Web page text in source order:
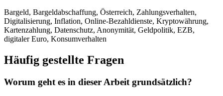
Bargeld, Bargeldabschaffung, Österreich, Zahlungsverhalten,
Digitalisierung, Inflation, Online-Bezahldienste, Kryptowährung,
Kartenzahlung, Datenschutz, Anonymität, Geldpolitik, EZB,
digitaler Euro, Konsumverhalten
Häufig gestellte Fragen
Worum geht es in dieser Arbeit grundsätzlich?